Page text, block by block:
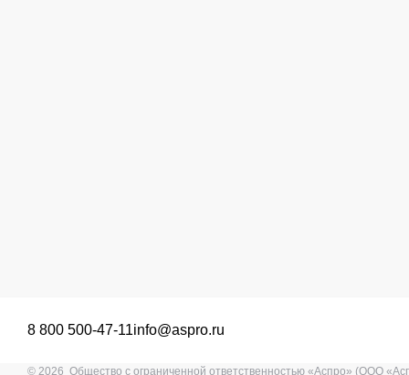
8 800 500-47-11info@aspro.ru
© 2026 Общество с ограниченной ответственностью «Аспро» (ООО